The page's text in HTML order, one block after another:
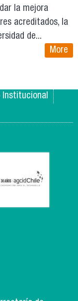
la mejora
acreditados, la
de...
More
Institucional